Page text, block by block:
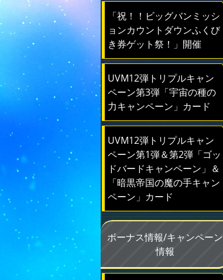
「祝！！ビッグバンミッシ
ョンカウントダウンふくび
き券ゲット祭！」開催
UVM12弾トリプルキャン
ペーン第3弾「宇宙の種の
力キャンペーン」カード
UVM12弾トリプルキャン
ペーン第1弾＆第2弾「ゴッ
ドバードキャンペーン」＆
「暗黒帝国の魔の手キャン
ペーン」カード
ボーナス情報/キャンペーン
情報